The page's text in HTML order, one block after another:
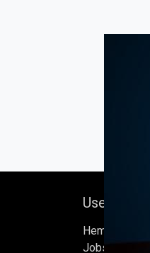
Useful Links
Hem
Jobs